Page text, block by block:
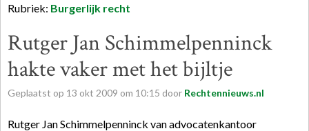
Rubriek: Burgerlijk recht
Rutger Jan Schimmelpenninck
hakte vaker met het bijltje
Geplaatst op 13 okt 2009 om 10:15 door Rechtennieuws.nl
Rutger Jan Schimmelpenninck van advocatenkantoor